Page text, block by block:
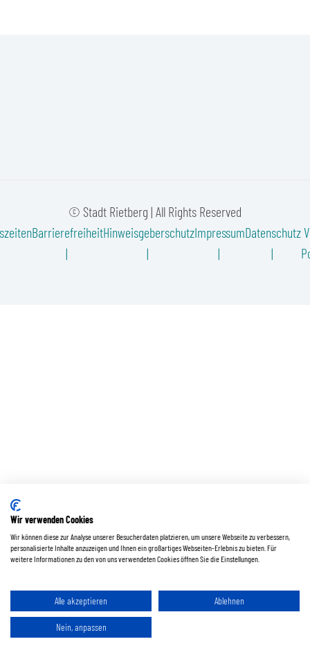
© Stadt Rietberg | All Rights Reserved
BarrierefreiheitHinweisgeberschutzImpressumDatenschutz
Wir verwenden Cookies
Wir können diese zur Analyse unserer Besucherdaten platzieren, um unsere Webseite zu verbessern,
personalisierte Inhalte anzuzeigen und Ihnen ein großartiges Webseiten-Erlebnis zu bieten. Für
weitere Informationen zu den von uns verwendeten Cookies öffnen Sie die Einstellungen.
Alle akzeptieren Ablehnen
Nein, anpassen